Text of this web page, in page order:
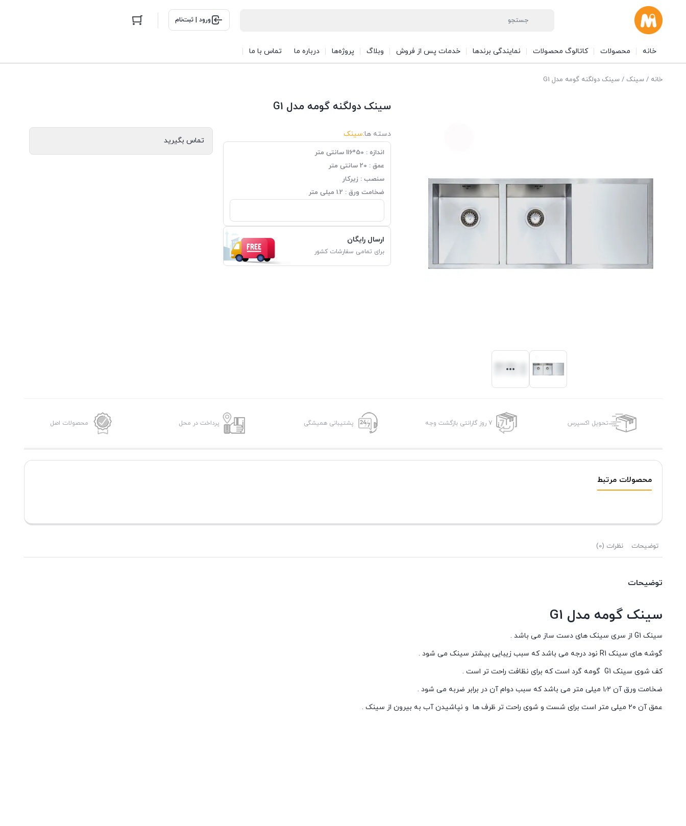
ورود | ثبت‌نام
خانه محصولات کاتالوگ محصولات نمایندگی برندها خدمات پس از فروش وبلاگ پروژه‌ها درباره ما تماس با ما
خانه /سینک / سینک دولگنه گومه مدل G1
سینک دولگنه گومه مدل G1
دسته ها:سینک
اندازه : 50*116 سانتی متر
عمق : 20 سانتی متر
سنصب : زیرکار
ضخامت ورق : 1.2 میلی متر
ارسال رایگان
برای تمامی سفارشات کشور
تماس بگیرید
تحویل اکسپرس 7 روز گارانتی بازگشت وجه پشتیبانی همیشگی پرداخت در محل محصولات اصل
محصولات مرتبط
توضیحات نظرات (0)
توضیحات
سینک گومه مدل G1
سینک G1 از سری سینک های دست ساز می باشد .
گوشه های سینک R1 نود درجه می باشد که سبب زیبایی بیشتر سینک می شود .
کف شوی سینک G1 گومه گرد است که برای نظافت راحت تر است .
ضخامت ورق آن ۱٫۲ میلی متر می باشد که سبب دوام آن در برابر ضربه می شود .
عمق آن ۲۰ میلی متر است برای شست و شوی راحت تر ظرف ها و نپاشیدن آب به بیرون از سینک .